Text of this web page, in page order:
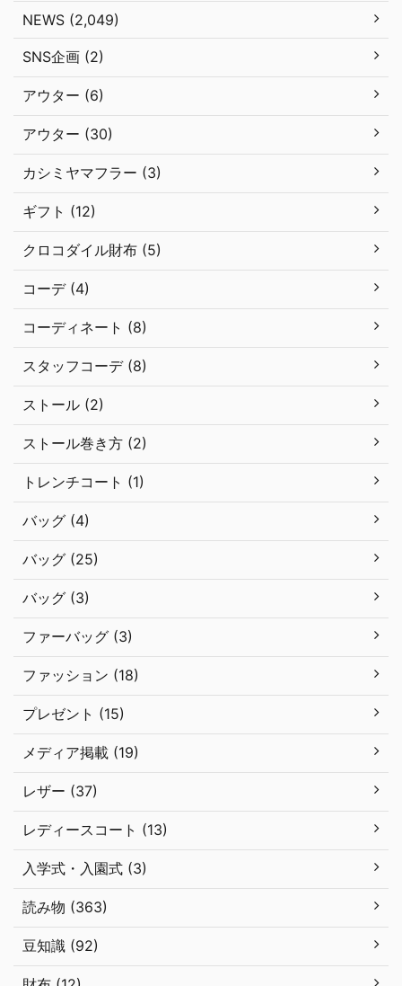
NEWS (2,049)
SNS企画 (2)
アウター (6)
アウター (30)
カシミヤマフラー (3)
ギフト (12)
クロコダイル財布 (5)
コーデ (4)
コーディネート (8)
スタッフコーデ (8)
ストール (2)
ストール巻き方 (2)
トレンチコート (1)
バッグ (4)
バッグ (25)
バッグ (3)
ファーバッグ (3)
ファッション (18)
プレゼント (15)
メディア掲載 (19)
レザー (37)
レディースコート (13)
入学式・入園式 (3)
読み物 (363)
豆知識 (92)